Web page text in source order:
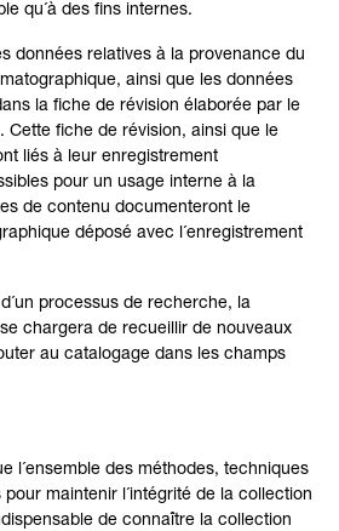
qu´à des fins internes.
données relatives à la provenance du
ainsi que les données
la fiche de révision élaborée par le
Cette fiche de révision, ainsi que le
liés à leur enregistrement
pour un usage interne à la
de contenu documenteront le
déposé avec l´enregistrement
processus de recherche, la
chargera de recueillir de nouveaux
au catalogage dans les champs
l´ensemble des méthodes, techniques
maintenir l´intégrité de la collection
de connaître la collection